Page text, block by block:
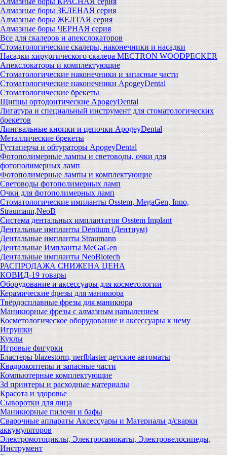
Алмазные боры ЗЕЛЕНАЯ серия
Алмазные боры ЖЕЛТАЯ серия
Алмазные боры ЧЕРНАЯ серия
Все для скалеров и апекслокаторов
Стоматологические скалеры, наконечники и насадки
Насадки хирургического скалера MECTRON WOODPECKER
Апекслокаторы и комплектующие
Стоматологические наконечники и запасные части
Стоматологические наконечники ApogeyDental
Стоматологические брекеты
Щипцы ортодонтические ApogeyDental
Лигатура и специальный инструмент для стоматологических
брекетов
Лингвальные кнопки и цепочки ApogeyDental
Металлические брекеты
Гуттаперча и обтураторы ApogeyDental
Фотополимерные лампы и световоды, очки для
фотополимерных ламп
Фотополимерные лампы и комплектующие
Световоды фотополимерных ламп
Очки для фотополимерных ламп
Стоматологические импланты Osstem, MegaGen, Inno,
Straumann,NeoB
Система дентальных имплантатов Osstem Implant
Дентальные импланты Dentium (Дентиум)
Дентальные импланты Straumann
Дентальные Импланты MeGaGen
Дентальные импланты NeoBiotech
РАСПРОДАЖА СНИЖЕНА ЦЕНА
КОВИД-19 товары
Оборудование и аксессуары для косметологии
Керамические фрезы для маникюра
Твёрдосплавные фрезы для маникюра
Маникюрные фрезы с алмазным напылением
Косметологическое оборудование и аксессуары к нему
Игрушки
Куклы
Игровые фигурки
Бластеры blazestorm, nerfblaster детские автоматы
Квадрокоптеры и запасные части
Компьютерные комплектующие
3d принтеры и расходные материалы
Красота и здоровье
Сыворотки для лица
Маникюрные пилочи и бафы
Сварочные аппараты Аксессуары и Материалы д/сварки
аккумуляторов
Электромотоциклы, Электросамокаты, Электровелосипеды,
Инструмент